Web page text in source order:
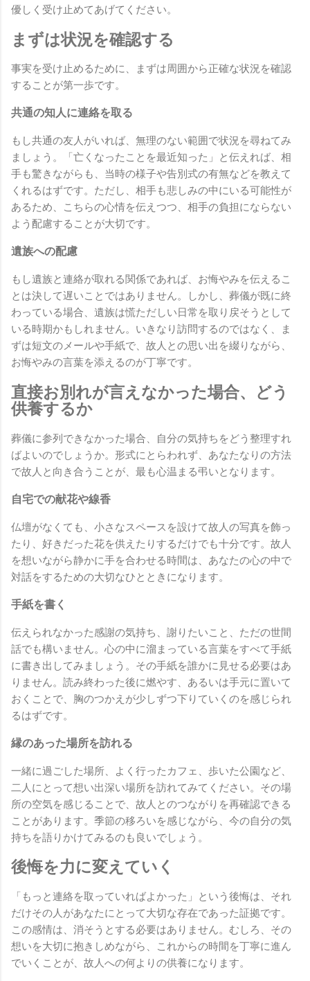
優しく受け止めてあげてください。
まずは状況を確認する
事実を受け止めるために、まずは周囲から正確な状況を確認
することが第一歩です。
共通の知人に連絡を取る
もし共通の友人がいれば、無理のない範囲で状況を尋ねてみ
ましょう。「亡くなったことを最近知った」と伝えれば、相
手も驚きながらも、当時の様子や告別式の有無などを教えて
くれるはずです。ただし、相手も悲しみの中にいる可能性が
あるため、こちらの心情を伝えつつ、相手の負担にならない
よう配慮することが大切です。
遺族への配慮
もし遺族と連絡が取れる関係であれば、お悔やみを伝えるこ
とは決して遅いことではありません。しかし、葬儀が既に終
わっている場合、遺族は慌ただしい日常を取り戻そうとして
いる時期かもしれません。いきなり訪問するのではなく、ま
ずは短文のメールや手紙で、故人との思い出を綴りながら、
お悔やみの言葉を添えるのが丁寧です。
直接お別れが言えなかった場合、どう
供養するか
葬儀に参列できなかった場合、自分の気持ちをどう整理すれ
ばよいのでしょうか。形式にとらわれず、あなたなりの方法
で故人と向き合うことが、最も心温まる弔いとなります。
自宅での献花や線香
仏壇がなくても、小さなスペースを設けて故人の写真を飾っ
たり、好きだった花を供えたりするだけでも十分です。故人
を想いながら静かに手を合わせる時間は、あなたの心の中で
対話をするための大切なひとときになります。
手紙を書く
伝えられなかった感謝の気持ち、謝りたいこと、ただの世間
話でも構いません。心の中に溜まっている言葉をすべて手紙
に書き出してみましょう。その手紙を誰かに見せる必要はあ
りません。読み終わった後に燃やす、あるいは手元に置いて
おくことで、胸のつかえが少しずつ下りていくのを感じられ
るはずです。
縁のあった場所を訪れる
一緒に過ごした場所、よく行ったカフェ、歩いた公園など、
二人にとって想い出深い場所を訪れてみてください。その場
所の空気を感じることで、故人とのつながりを再確認できる
ことがあります。季節の移ろいを感じながら、今の自分の気
持ちを語りかけてみるのも良いでしょう。
後悔を力に変えていく
「もっと連絡を取っていればよかった」という後悔は、それ
だけその人があなたにとって大切な存在であった証拠です。
この感情は、消そうとする必要はありません。むしろ、その
想いを大切に抱きしめながら、これからの時間を丁寧に進ん
でいくことが、故人への何よりの供養になります。